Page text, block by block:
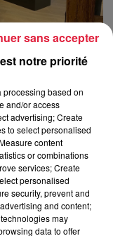
notre priorité
based on
and/or access
advertising; Create
to select personalised
content
or combinations
services; Create
personalised
security, prevent and
and content;
may
data to offer
sans accepter